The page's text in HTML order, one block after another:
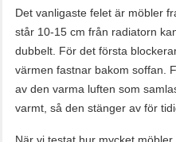
Det vanligaste felet är möbler
står 10-15 cm från radiatorn
dubbelt. För det första
värmen fastnar bakom soffan.
av den varma luften som
varmt, så den stänger av för